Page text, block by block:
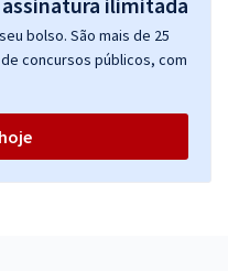
bolso. São mais de 25
concursos públicos, com